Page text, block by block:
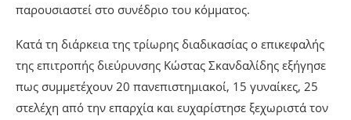
παρουσιαστεί στο συνέδριο του κόμματος.
Κατά τη διάρκεια της τρίωρης διαδικασίας ο επικεφαλής
της επιτροπής διεύρυνσης Κώστας Σκανδαλίδης εξήγησε
πως συμμετέχουν 20 πανεπιστημιακοί, 15 γυναίκες, 25
στελέχη από την επαρχία και ευχαρίστησε ξεχωριστά τον